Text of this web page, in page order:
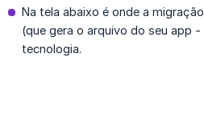
Na tela abaixo é onde a
(que gera o arquivo do seu app
tecnologia.